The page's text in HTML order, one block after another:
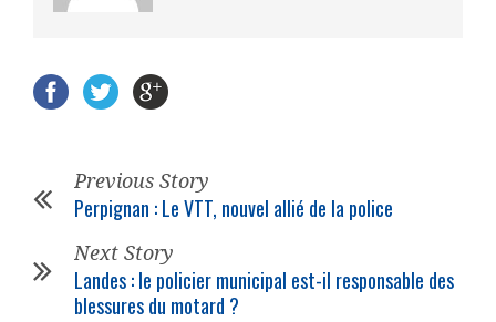
Previous Story
Perpignan : Le VTT, nouvel allié de la police
Next Story
Landes : le policier municipal est-il responsable des
blessures du motard ?